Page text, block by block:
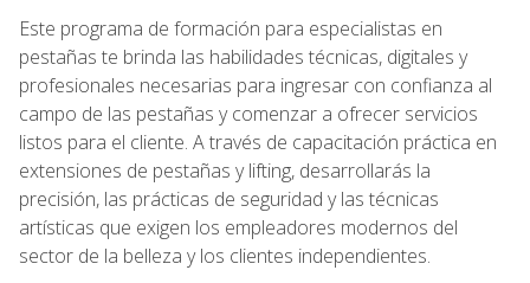
Este programa de formación para especialistas en
pestañas te brinda las habilidades técnicas, digitales y
profesionales necesarias para ingresar con confianza al
campo de las pestañas y comenzar a ofrecer servicios
listos para el cliente. A través de capacitación práctica en
extensiones de pestañas y lifting, desarrollarás la
precisión, las prácticas de seguridad y las técnicas
artísticas que exigen los empleadores modernos del
sector de la belleza y los clientes independientes.